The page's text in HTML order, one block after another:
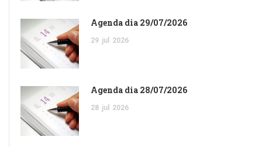
Agenda dia 29/07/2026
29 jul 2026
Agenda dia 28/07/2026
28 jul 2026